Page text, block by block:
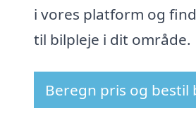
i vores platform og
til bilpleje i dit område.
Beregn pris og